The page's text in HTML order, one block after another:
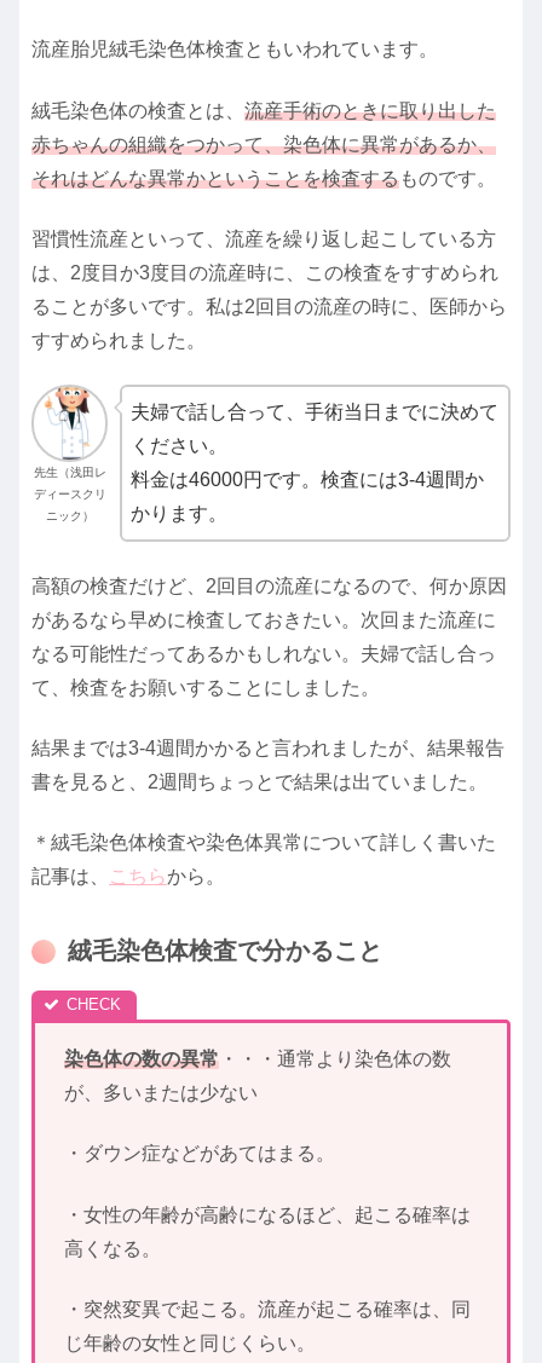
流産胎児絨毛染色体検査ともいわれています。
絨毛染色体の検査とは、 流産手術のときに取り出した
赤ちゃんの組織をつかって、染色体に異常があるか、
それはどんな異常かということを検査するものです。
習慣性流産といって、流産を繰り返し起こしている方
は、2度目か3度目の流産時に、この検査をすすめられ
ることが多いです。私は2回目の流産の時に、医師から
すすめられました。
先生（浅田レ
ディースクリ
ニック）
夫婦で話し合って、手術当日までに決めて
ください。
料金は46000円です。検査には3-4週間か
かります。
高額の検査だけど、2回目の流産になるので、何か原因
があるなら早めに検査しておきたい。次回また流産に
なる可能性だってあるかもしれない。夫婦で話し合っ
て、検査をお願いすることにしました。
結果までは3-4週間かかると言われましたが、結果報告
書を見ると、2週間ちょっとで結果は出ていました。
＊絨毛染色体検査や染色体異常について詳しく書いた
記事は、
こちらから。
絨毛染色体検査で分かること
染色体の数の異常 ・・・通常より染色体の数
が、多いまたは少ない
・ダウン症などがあてはまる。
・女性の年齢が高齢になるほど、起こる確率は
高くなる。
・突然変異で起こる。流産が起こる確率は、同
じ年齢の女性と同じくらい。